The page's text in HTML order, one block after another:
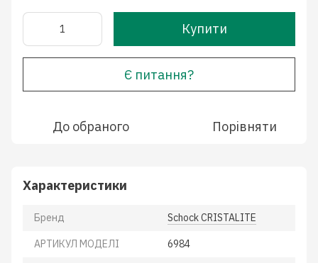
Купити
Є питання?
До обраного Порівняти
Характеристики
Бренд Schock CRISTALITE
АРТИКУЛ МОДЕЛІ 6984